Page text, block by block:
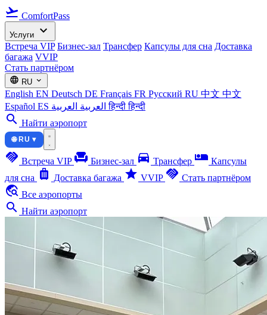
flight_takeoff ComfortPass
Услуги expand_more
Встреча VIP Бизнес-зал Трансфер Капсулы для сна Доставка
багажа VVIP
Стать партнёром
language RU expand_more
English EN Deutsch DE Français FR Русский RU 中文 中文
Español ES العربية العربية हिन्दीहिन्दी
search Найти аэропорт
🌐 RU ▾
handshake Встреча VIP chair Бизнес-зал directions_car Трансфер airline_seat_individual_suite Капсулы
для сна luggage Доставка багажа star VVIP handshake Стать партнёром
travel_explore Все аэропорты
search Найти аэропорт